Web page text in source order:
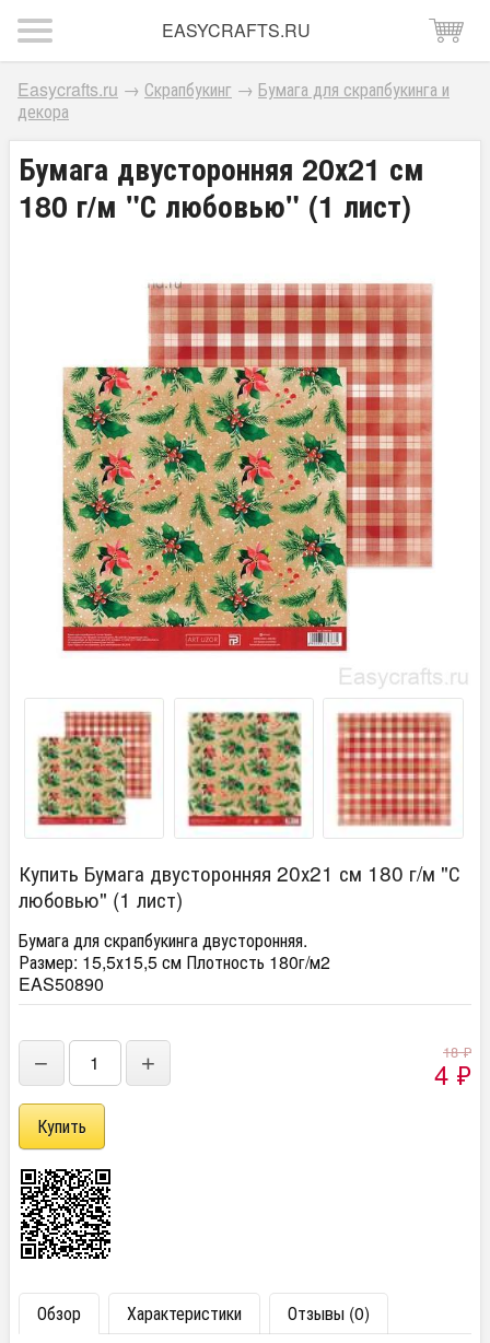
EASYCRAFTS.RU
Easycrafts.ru → Скрапбукинг → Бумага для скрапбукинга и
декора
Бумага двусторонняя 20х21 см
180 г/м "С любовью" (1 лист)
Купить Бумага двусторонняя 20х21 см 180 г/м "С
любовью" (1 лист)
Бумага для скрапбукинга двусторонняя.
Размер: 15,5х15,5 см Плотность 180г/м2
EAS50890
− + 18₽
4 ₽
Обзор Характеристики Отзывы (0)